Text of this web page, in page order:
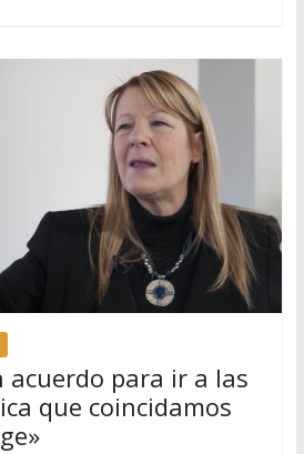
acuerdo para ir a las
que coincidamos